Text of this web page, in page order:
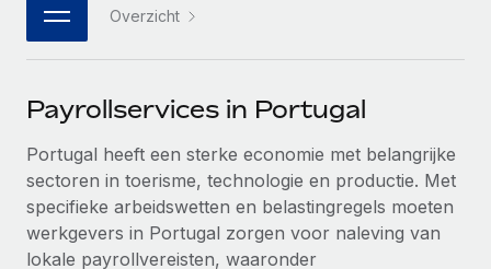
Integraties
DIENSTEN
Vraag een expert
Krijg hulp van global HR- en juridische experts
Achtergrondonderzoek
Strategische technologiepartners
Een partner worden
Ontdek hoe je met ons kunt samenwerken
Remote Build
Integraties en advies over AI-automatiseringen
Webinars
Newsroom
Inzicht in salaris en talent
Inzichtencentrum
Support
한국어
Overzicht
Payrollservices in Portugal
Portugal heeft een sterke economie met belangrijke
sectoren in toerisme, technologie en productie. Met
specifieke arbeidswetten en belastingregels moeten
werkgevers in Portugal zorgen voor naleving van
lokale payrollvereisten, waaronder